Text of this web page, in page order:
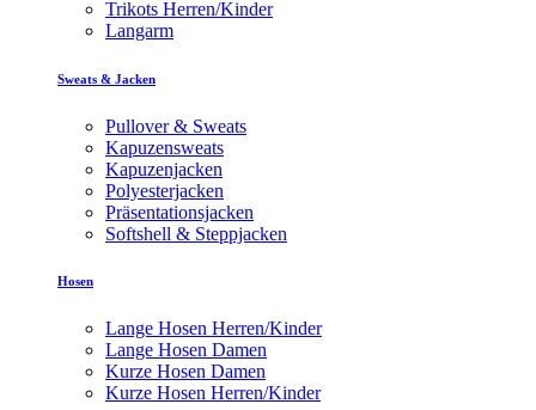
Trikots Herren/Kinder
Langarm
Sweats & Jacken
Pullover & Sweats
Kapuzensweats
Kapuzenjacken
Polyesterjacken
Präsentationsjacken
Softshell & Steppjacken
Hosen
Lange Hosen Herren/Kinder
Lange Hosen Damen
Kurze Hosen Damen
Kurze Hosen Herren/Kinder